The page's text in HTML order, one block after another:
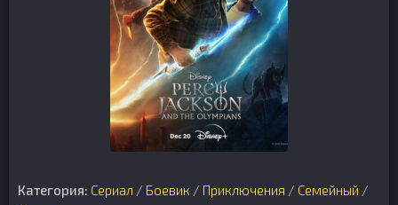
Категория: Сериал / Боевик / Приключения / Семейный /